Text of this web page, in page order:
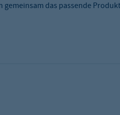
das passende